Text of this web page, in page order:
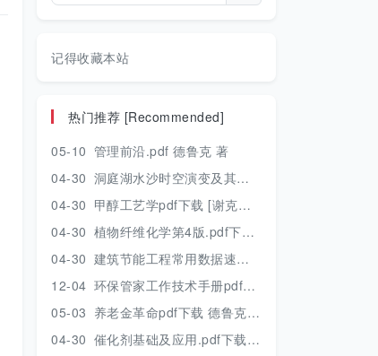
记得收藏本站
热门推荐 [Recommended]
05-10 管理前沿.pdf 德鲁克 著
04-30 洞庭湖水沙时空演变及其对水资源安全的影响研究.pdf 胡光伟 著 2017年版
04-30 甲醇工艺学pdf下载 [谢克昌 房鼎业主编] 2010年版
04-30 植物纤维化学第4版.pdf下载 [裴继诚主编] 2012年版
04-30 建筑节能工程常用数据速查手册.pdf下载 [陈慢勤著] 2010年版
12-04 环保管家工作技术手册pdf下载 2019年版
05-03 养老金革命pdf下载 德鲁克 著
04-30 催化剂基础及应用.pdf下载 [季生福 张谦温 赵彬侠编] 2011年版